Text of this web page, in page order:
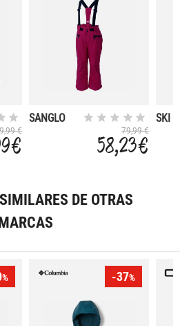
€
€
SANGLO
79,99 €
58,23 €
SKI
DE OTRAS
% -37%